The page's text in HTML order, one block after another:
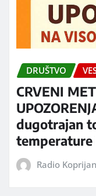
DRUŠTVO
CRVENI
dugotrajan
Radio Koprijan